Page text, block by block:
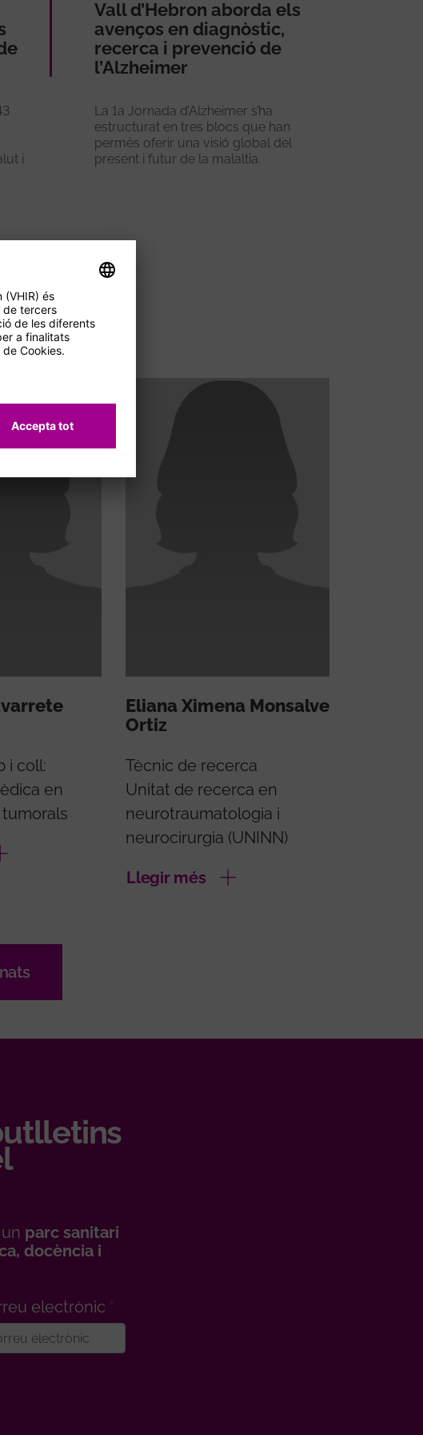
i
Vall d’Hebron aborda els
avenços en diagnòstic,
recerca i prevenció de
l’Alzheimer
La 1a Jornada d’Alzheimer s’ha
estructurat en tres blocs que han
permès oferir una visió global del
present i futur de la malaltia.
i coll:
en
tumorals
Eliana Ximena Monsalve
Ortiz
Tècnic de recerca
Unitat de recerca en
neurotraumatologia i
neurocirurgia (UNINN)
Llegir més
parc sanitari
docència i
electrònic